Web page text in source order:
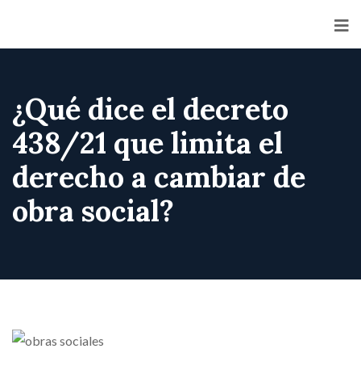
¿Qué dice el decreto
438/21 que limita el
derecho a cambiar de
obra social?